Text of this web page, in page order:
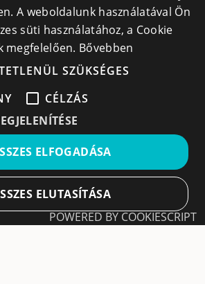
velünk
hírlevelünkre!
információkkal! A feliratkozás
A weboldalunk használatával Ön
süti használatához, a Cookie
megfelelően. Bővebben
SZÜKSÉGES
CÉLZÁS
ELFOGADÁSA
ELUTASÍTÁSA
POWERED BY COOKIESCRIPT